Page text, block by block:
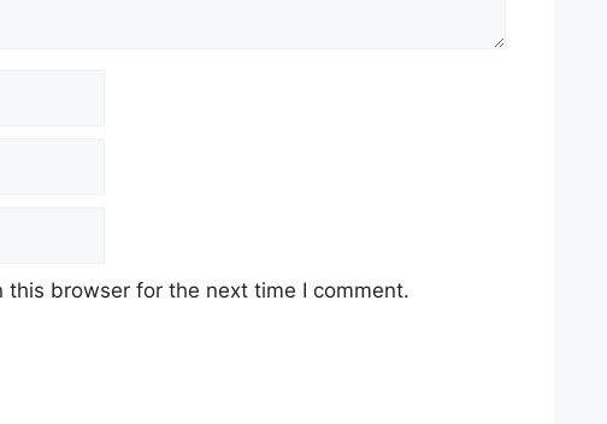
browser for the next time I comment.